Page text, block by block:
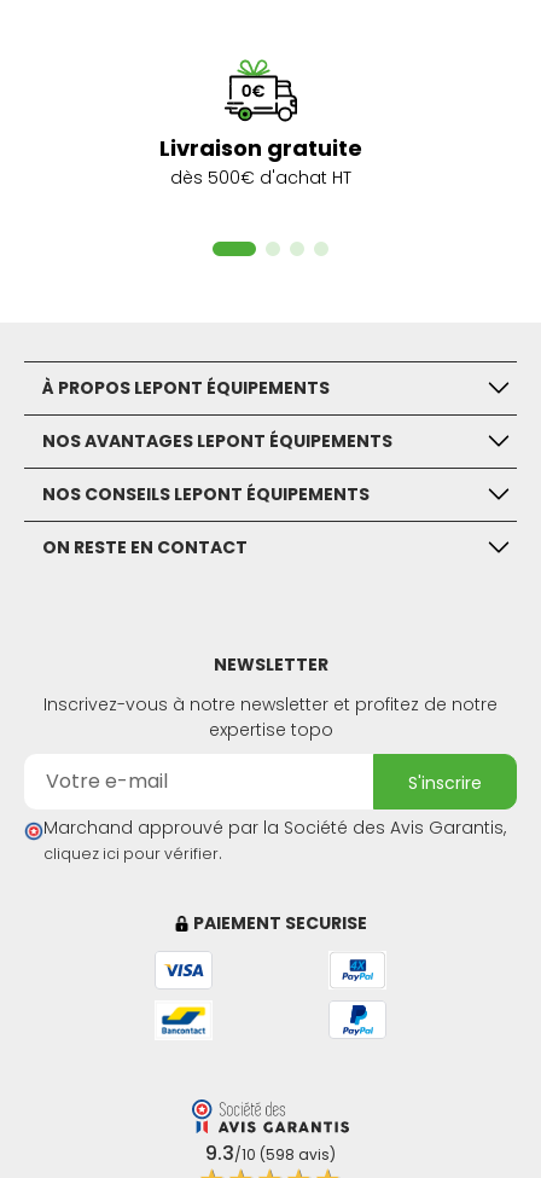
Livraison gratuite
dès 500€ d'achat HT
À PROPOS LEPONT ÉQUIPEMENTS
NOS AVANTAGES LEPONT ÉQUIPEMENTS
NOS CONSEILS LEPONT ÉQUIPEMENTS
ON RESTE EN CONTACT
PAIEMENT SECURISE
9.3/10 (598 avis)
NEWSLETTER
Inscrivez-vous à notre newsletter et profitez de notre
expertise topo
s'inscrire
Marchand approuvé par la Société des Avis Garantis,
cliquez ici pour vérifier.